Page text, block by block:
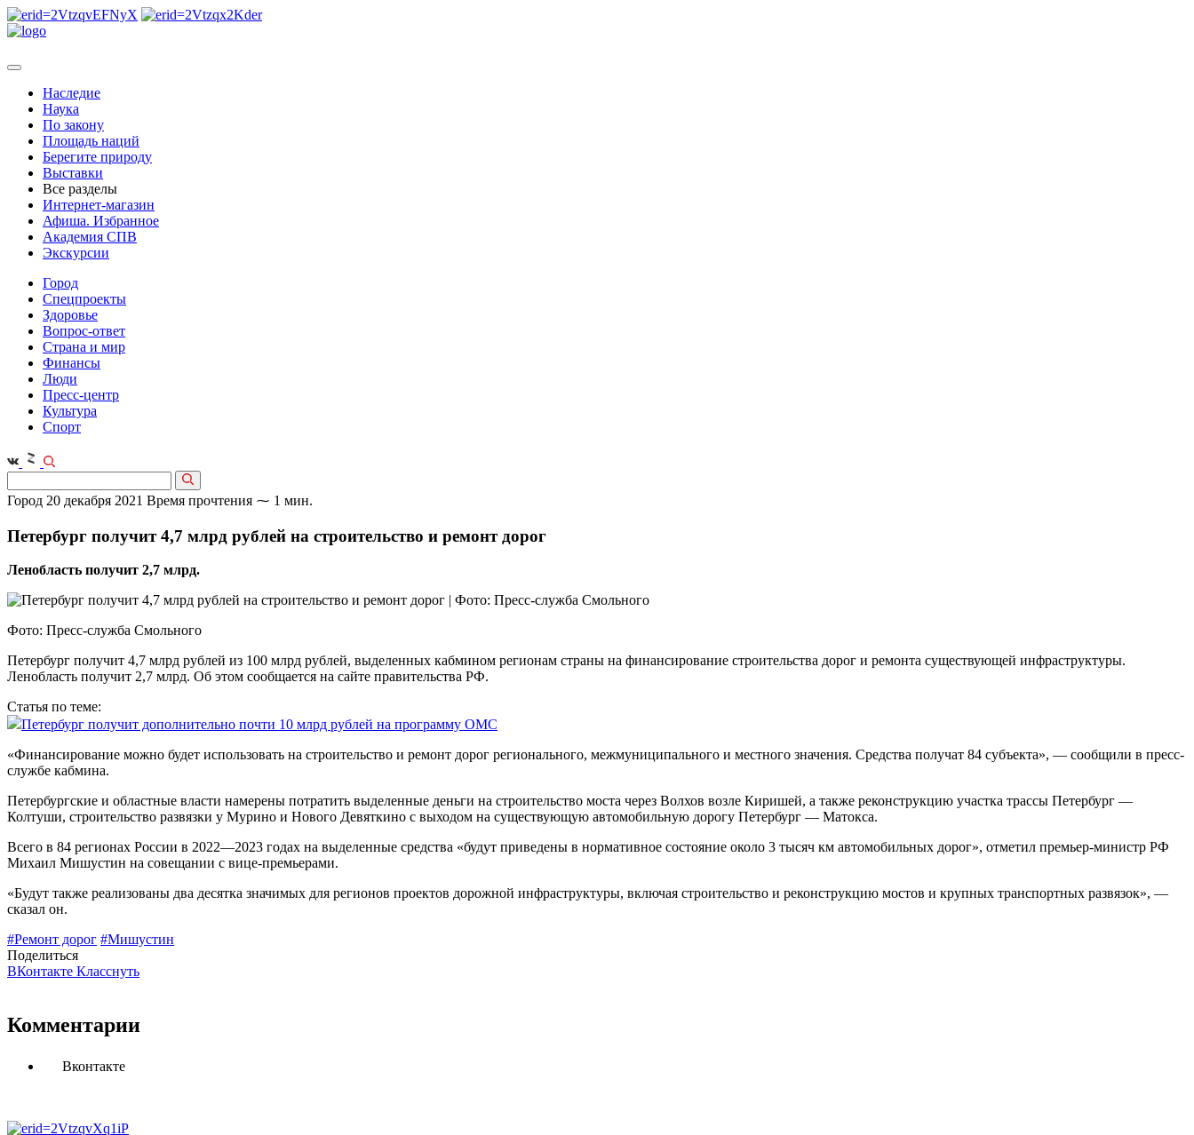
Наследие
Наука
По закону
Площадь наций
Берегите природу
Выставки
Все разделы
Интернет-магазин
Афиша. Избранное
Академия СПВ
Экскурсии
Город
Спецпроекты
Здоровье
Вопрос-ответ
Страна и мир
Финансы
Люди
Пресс-центр
Культура
Спорт
Город 20 декабря 2021 Время прочтения ⁓ 1 мин.
Петербург получит 4,7 млрд рублей на строительство и ремонт дорог
Ленобласть получит 2,7 млрд.
Фото: Пресс-служба Смольного
Петербург получит 4,7 млрд рублей из 100 млрд рублей, выделенных кабмином регионам страны на финансирование строительства дорог и ремонта существующей инфраструктуры.
Ленобласть получит 2,7 млрд. Об этом сообщается на сайте правительства РФ.
Статья по теме:
Петербург получит дополнительно почти 10 млрд рублей на программу ОМС
«Финансирование можно будет использовать на строительство и ремонт дорог регионального, межмуниципального и местного значения. Средства получат 84 субъекта», — сообщили в пресс-
службе кабмина.
Петербургские и областные власти намерены потратить выделенные деньги на строительство моста через Волхов возле Киришей, а также реконструкцию участка трассы Петербург —
Колтуши, строительство развязки у Мурино и Нового Девяткино с выходом на существующую автомобильную дорогу Петербург — Матокса.
Всего в 84 регионах России в 2022—2023 годах на выделенные средства «будут приведены в нормативное состояние около 3 тысяч км автомобильных дорог», отметил премьер-министр РФ
Михаил Мишустин на совещании с вице-премьерами.
«Будут также реализованы два десятка значимых для регионов проектов дорожной инфраструктуры, включая строительство и реконструкцию мостов и крупных транспортных развязок», —
сказал он.
#Ремонт дорог #Мишустин
Поделиться
ВКонтакте Класснуть
Комментарии
Вконтакте